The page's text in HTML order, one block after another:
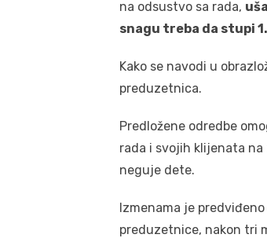
na odsustvo sa rada,
snagu treba da stupi
Kako se navodi u
preduzetnica.
Predložene odredbe
rada i svojih klijenata na
neguje dete.
Izmenama je
preduzetnice, nakon tri